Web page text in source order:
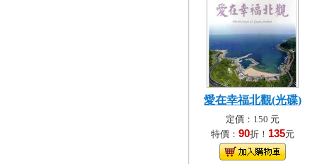
愛在幸福北觀(光碟)
定價：150 元
特價： 90折！ 135元